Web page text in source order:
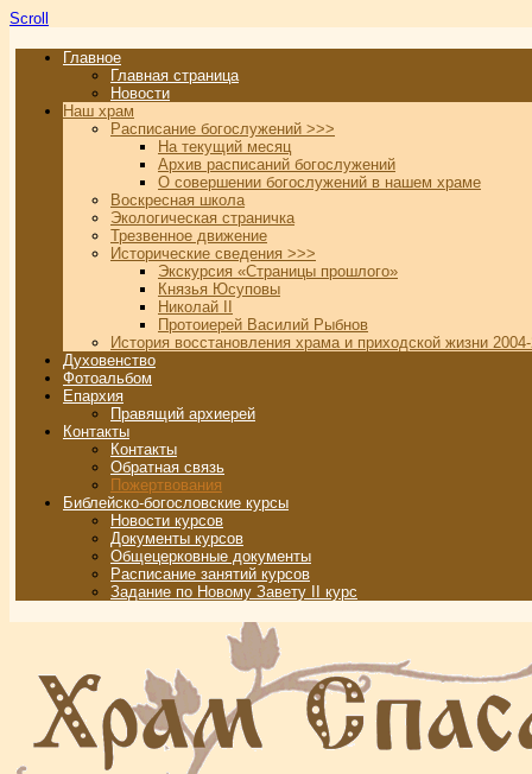
Scroll
Главное
Главная страница
Новости
Наш храм
Расписание богослужений >>>
На текущий месяц
Архив расписаний богослужений
О совершении богослужений в нашем храме
Воскресная школа
Экологическая страничка
Трезвенное движение
Исторические сведения >>>
Экскурсия «Страницы прошлого»
Князья Юсуповы
Николай II
Протоиерей Василий Рыбнов
История восстановления храма и приходской жизни
Духовенство
Фотоальбом
Епархия
Правящий архиерей
Контакты
Контакты
Обратная связь
Пожертвования
Библейско-богословские курсы
Новости курсов
Документы курсов
Общецерковные документы
Расписание занятий курсов
Задание по Новому Завету II курс